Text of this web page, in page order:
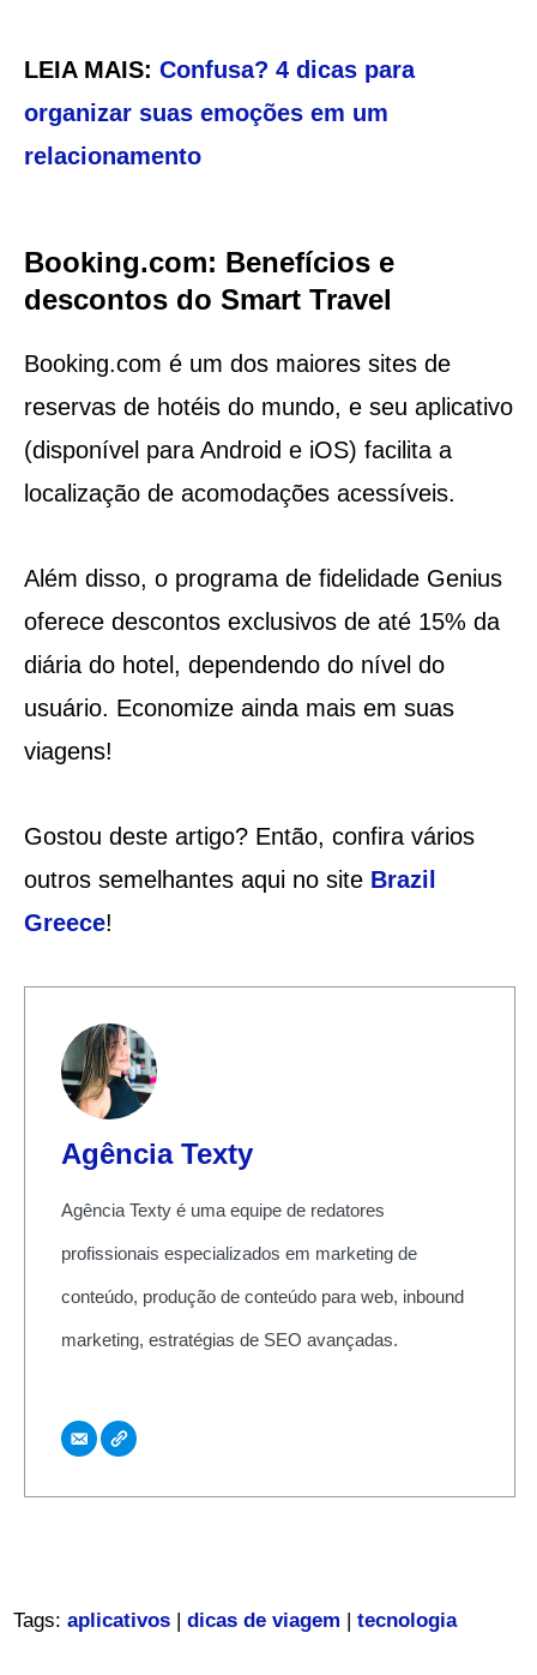
LEIA MAIS: Confusa? 4 dicas para
organizar suas emoções em um
relacionamento
Booking.com: Benefícios e
descontos do Smart Travel
Booking.com é um dos maiores sites de
reservas de hotéis do mundo, e seu aplicativo
(disponível para Android e iOS) facilita a
localização de acomodações acessíveis.
Além disso, o programa de fidelidade Genius
oferece descontos exclusivos de até 15% da
diária do hotel, dependendo do nível do
usuário. Economize ainda mais em suas
viagens!
Gostou deste artigo? Então, confira vários
outros semelhantes aqui no site Brazil
Greece!
Agência Texty
Agência Texty é uma equipe de redatores
profissionais especializados em marketing de
conteúdo, produção de conteúdo para web, inbound
marketing, estratégias de SEO avançadas.
Tags: aplicativos| dicas de viagem | tecnologia